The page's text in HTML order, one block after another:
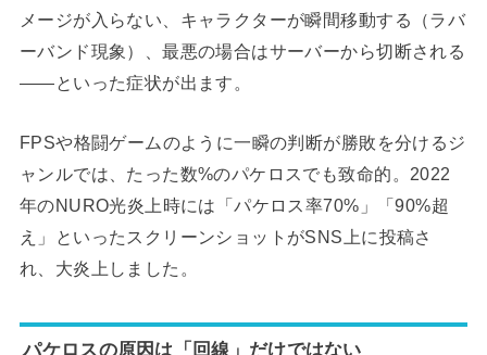
メージが入らない、キャラクターが瞬間移動する（ラバ
ーバンド現象）、最悪の場合はサーバーから切断される
――といった症状が出ます。
FPSや格闘ゲームのように一瞬の判断が勝敗を分けるジ
ャンルでは、たった数%のパケロスでも致命的。2022
年のNURO光炎上時には「パケロス率70%」「90%超
え」といったスクリーンショットがSNS上に投稿さ
れ、大炎上しました。
パケロスの原因は「回線」だけではない